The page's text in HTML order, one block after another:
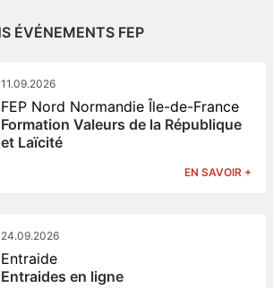
ÉVÉNEMENTS FEP
11.09.2026
FEP Nord Normandie Île-de-France
Formation Valeurs de la République
et Laïcité
EN SAVOIR +
24.09.2026
Entraide
Entraides en ligne